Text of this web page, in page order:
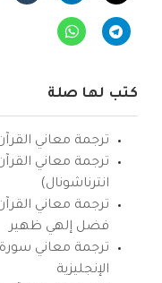
كتب لها صلة
ترجمة معاني القرآن
ترجمة معاني
انترناشونال)
ترجمة معاني
فضل إلهي ظهير
ترجمة معاني سورة
الإنجليزية